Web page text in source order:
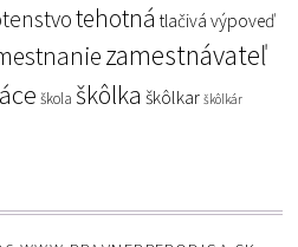
tehotná tlačivá výpoveď
zamestnávateľ
škola škôlka škôlkar škôlkár